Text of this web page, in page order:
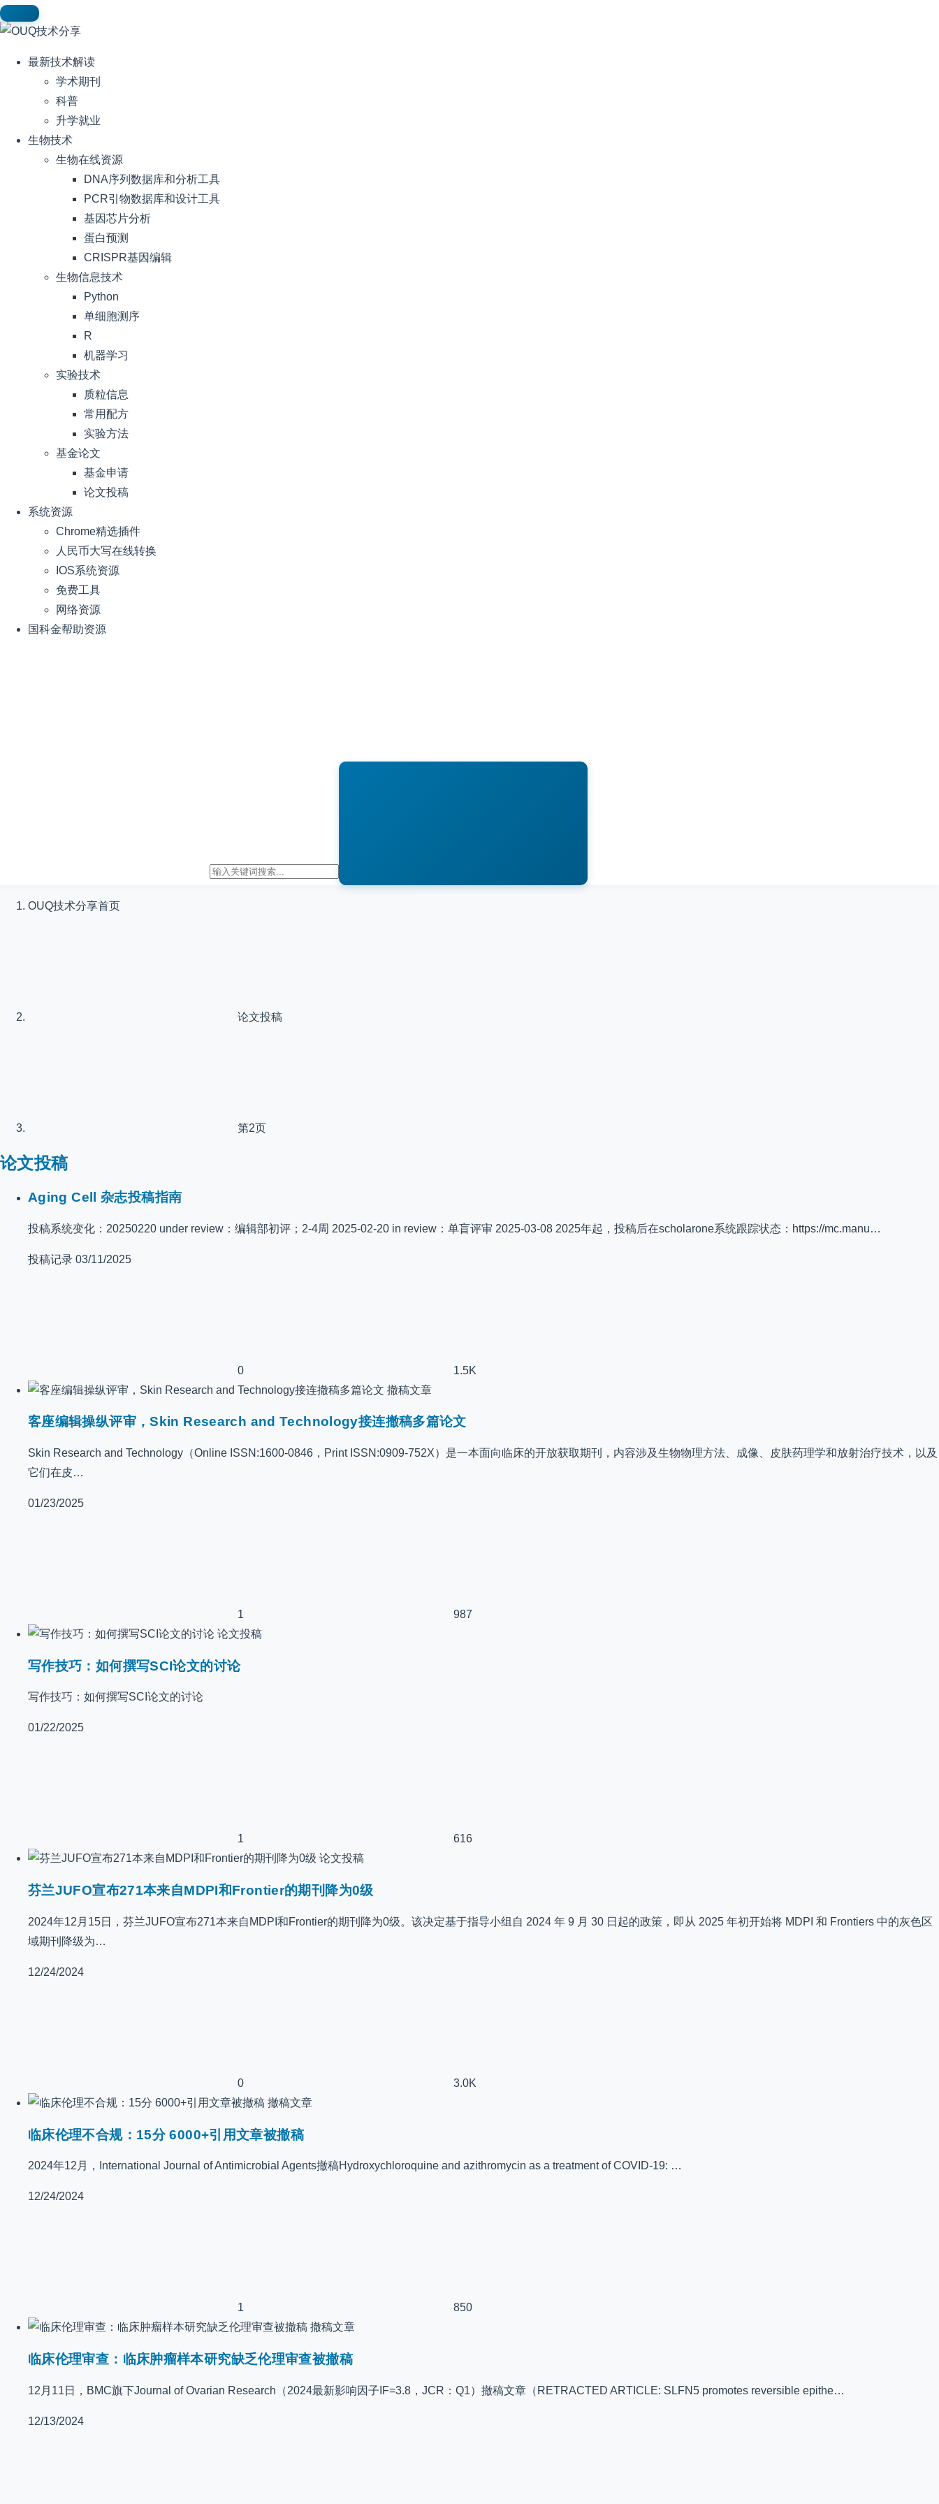
最新技术解读
学术期刊
科普
升学就业
生物技术
生物在线资源
DNA序列数据库和分析工具
PCR引物数据库和设计工具
基因芯片分析
蛋白预测
CRISPR基因编辑
生物信息技术
Python
单细胞测序
R
机器学习
实验技术
质粒信息
常用配方
实验方法
基金论文
基金申请
论文投稿
系统资源
Chrome精选插件
人民币大写在线转换
IOS系统资源
免费工具
网络资源
国科金帮助资源
OUQ技术分享首页
论文投稿
第2页
论文投稿
Aging Cell 杂志投稿指南
投稿系统变化：20250220 under review：编辑部初评；2-4周 2025-02-20 in review：单盲评审 2025-03-08 2025年起，投稿后在scholarone系统跟踪状态：https://mc.manu…
投稿记录 03/11/2025
0
1.5K
撤稿文章
客座编辑操纵评审，Skin Research and Technology接连撤稿多篇论文
Skin Research and Technology（Online ISSN:1600-0846，Print ISSN:0909-752X）是一本面向临床的开放获取期刊，内容涉及生物物理方法、成像、皮肤药理学和放射治疗技术，以及
它们在皮…
01/23/2025
1
987
论文投稿
写作技巧：如何撰写SCI论文的讨论
写作技巧：如何撰写SCI论文的讨论
01/22/2025
1
616
论文投稿
芬兰JUFO宣布271本来自MDPI和Frontier的期刊降为0级
2024年12月15日，芬兰JUFO宣布271本来自MDPI和Frontier的期刊降为0级。该决定基于指导小组自 2024 年 9 月 30 日起的政策，即从 2025 年初开始将 MDPI 和 Frontiers 中的灰色区
域期刊降级为…
12/24/2024
0
3.0K
撤稿文章
临床伦理不合规：15分 6000+引用文章被撤稿
2024年12月，International Journal of Antimicrobial Agents撤稿Hydroxychloroquine and azithromycin as a treatment of COVID-19: …
12/24/2024
1
850
撤稿文章
临床伦理审查：临床肿瘤样本研究缺乏伦理审查被撤稿
12月11日，BMC旗下Journal of Ovarian Research（2024最新影响因子IF=3.8，JCR：Q1）撤稿文章（RETRACTED ARTICLE: SLFN5 promotes reversible epithe…
12/13/2024